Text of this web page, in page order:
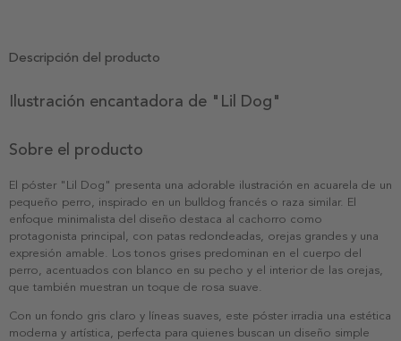
Descripción del producto
Ilustración encantadora de "Lil Dog"
Sobre el producto
El póster "Lil Dog" presenta una adorable ilustración en acuarela de un
pequeño perro, inspirado en un bulldog francés o raza similar. El
enfoque minimalista del diseño destaca al cachorro como
protagonista principal, con patas redondeadas, orejas grandes y una
expresión amable. Los tonos grises predominan en el cuerpo del
perro, acentuados con blanco en su pecho y el interior de las orejas,
que también muestran un toque de rosa suave.
Con un fondo gris claro y líneas suaves, este póster irradia una estética
moderna y artística, perfecta para quienes buscan un diseño simple